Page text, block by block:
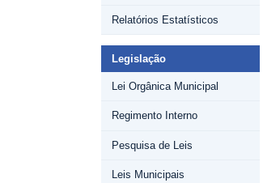
Relatórios Estatísticos
Legislação
Lei Orgânica Municipal
Regimento Interno
Pesquisa de Leis
Leis Municipais